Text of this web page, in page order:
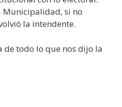
Municipalidad, si no
la intendente.
de todo lo que nos dijo la